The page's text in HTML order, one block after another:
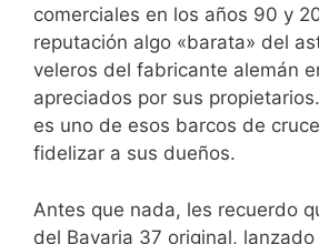
comerciales en los años 90 y
reputación algo «barata» del
veleros del fabricante alemán
apreciados por sus
es uno de esos barcos de
fidelizar a sus dueños.
Antes que nada, les recuerdo
del Bavaria 37 original,